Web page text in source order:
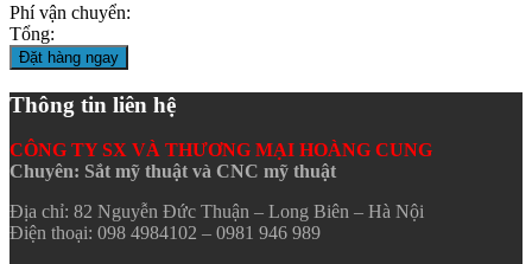
Phí vận chuyển:
Tổng:
Đặt hàng ngay
Thông tin liên hệ
CÔNG TY SX VÀ THƯƠNG MẠI HOÀNG CUNG
Chuyên: Sắt mỹ thuật và CNC mỹ thuật
Địa chỉ: 82 Nguyễn Đức Thuận – Long Biên – Hà Nội
Điện thoại: 098 4984102 – 0981 946 989